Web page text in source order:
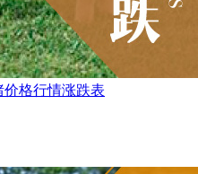
价格行情涨跌表